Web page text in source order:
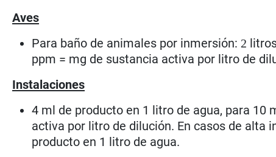
Aves
Para baño de animales por inmersión: 2
ppm = mg de sustancia activa por litro de
Instalaciones
4 ml de producto en 1 litro de agua, para 10
activa por litro de dilución. En casos de alta
producto en 1 litro de agua.